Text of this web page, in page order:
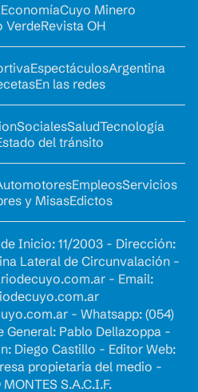
EconomíaCuyo Minero
VerdeRevista OH
EspectáculosArgentina
En las redes
SocialesSaludTecnología
del tránsito
EmpleosServicios
y MisasEdictos
Inicio: 11/2003 - Dirección:
Lateral de Circunvalación -
- Email:
- Whatsapp: (054)
General: Pablo Dellazoppa -
Diego Castillo - Editor Web:
propietaria del medio -
S.A.C.I.F.